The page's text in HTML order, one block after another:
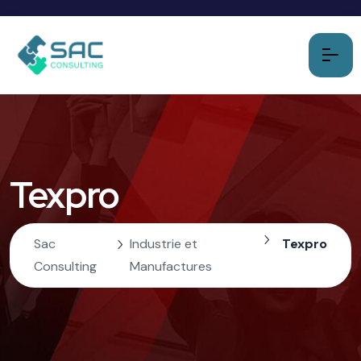
Texpro
Sac
Consulting
Industrie et
Manufactures
Texpro